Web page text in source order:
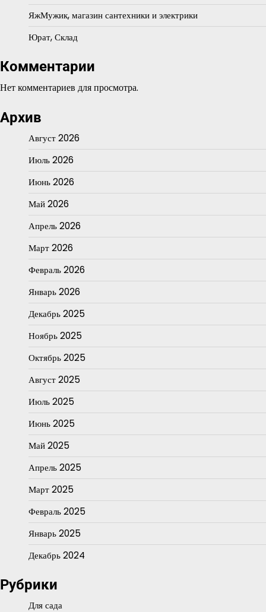
ЯжМужик, магазин сантехники и электрики
Юрат, Склад
Комментарии
Нет комментариев для просмотра.
Архив
Август 2026
Июль 2026
Июнь 2026
Май 2026
Апрель 2026
Март 2026
Февраль 2026
Январь 2026
Декабрь 2025
Ноябрь 2025
Октябрь 2025
Август 2025
Июль 2025
Июнь 2025
Май 2025
Апрель 2025
Март 2025
Февраль 2025
Январь 2025
Декабрь 2024
Рубрики
Для сада